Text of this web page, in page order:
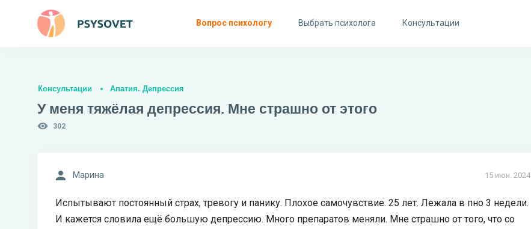
Вопрос психологу Выбрать психолога Консультации
Консультации Апатия. Депрессия
У меня тяжёлая депрессия. Мне страшно от этого
302
15 июн. 2024
Марина
Испытывают постоянный страх, тревогу и панику. Плохое самочувствие. 25 лет. Лежала в пно 3 недели.
И кажется словила ещё большую депрессию. Много препаратов меняли. Мне страшно от того, что со